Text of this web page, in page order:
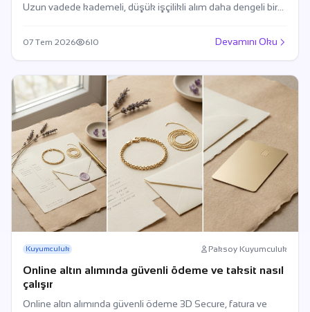
Uzun vadede kademeli, düşük işçilikli alım daha dengeli bir
07 Tem 2026 610 Devamını Oku
Kuyumculuk Paksoy Kuyumculuk
Online altın alımında güvenli ödeme ve taksit nasıl
çalışır
Online altın alımında güvenli ödeme 3D Secure, fatura ve